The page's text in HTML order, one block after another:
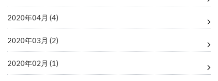
2020年04月 (4)
2020年03月 (2)
2020年02月 (1)